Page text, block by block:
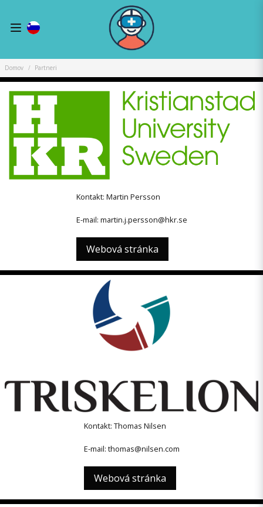
Domov Partneri
Kontakt: Martin Persson
E-mail: martin.j.persson@hkr.se
Webová stránka
Kontakt: Thomas Nilsen
E-mail: thomas@nilsen.com
Webová stránka